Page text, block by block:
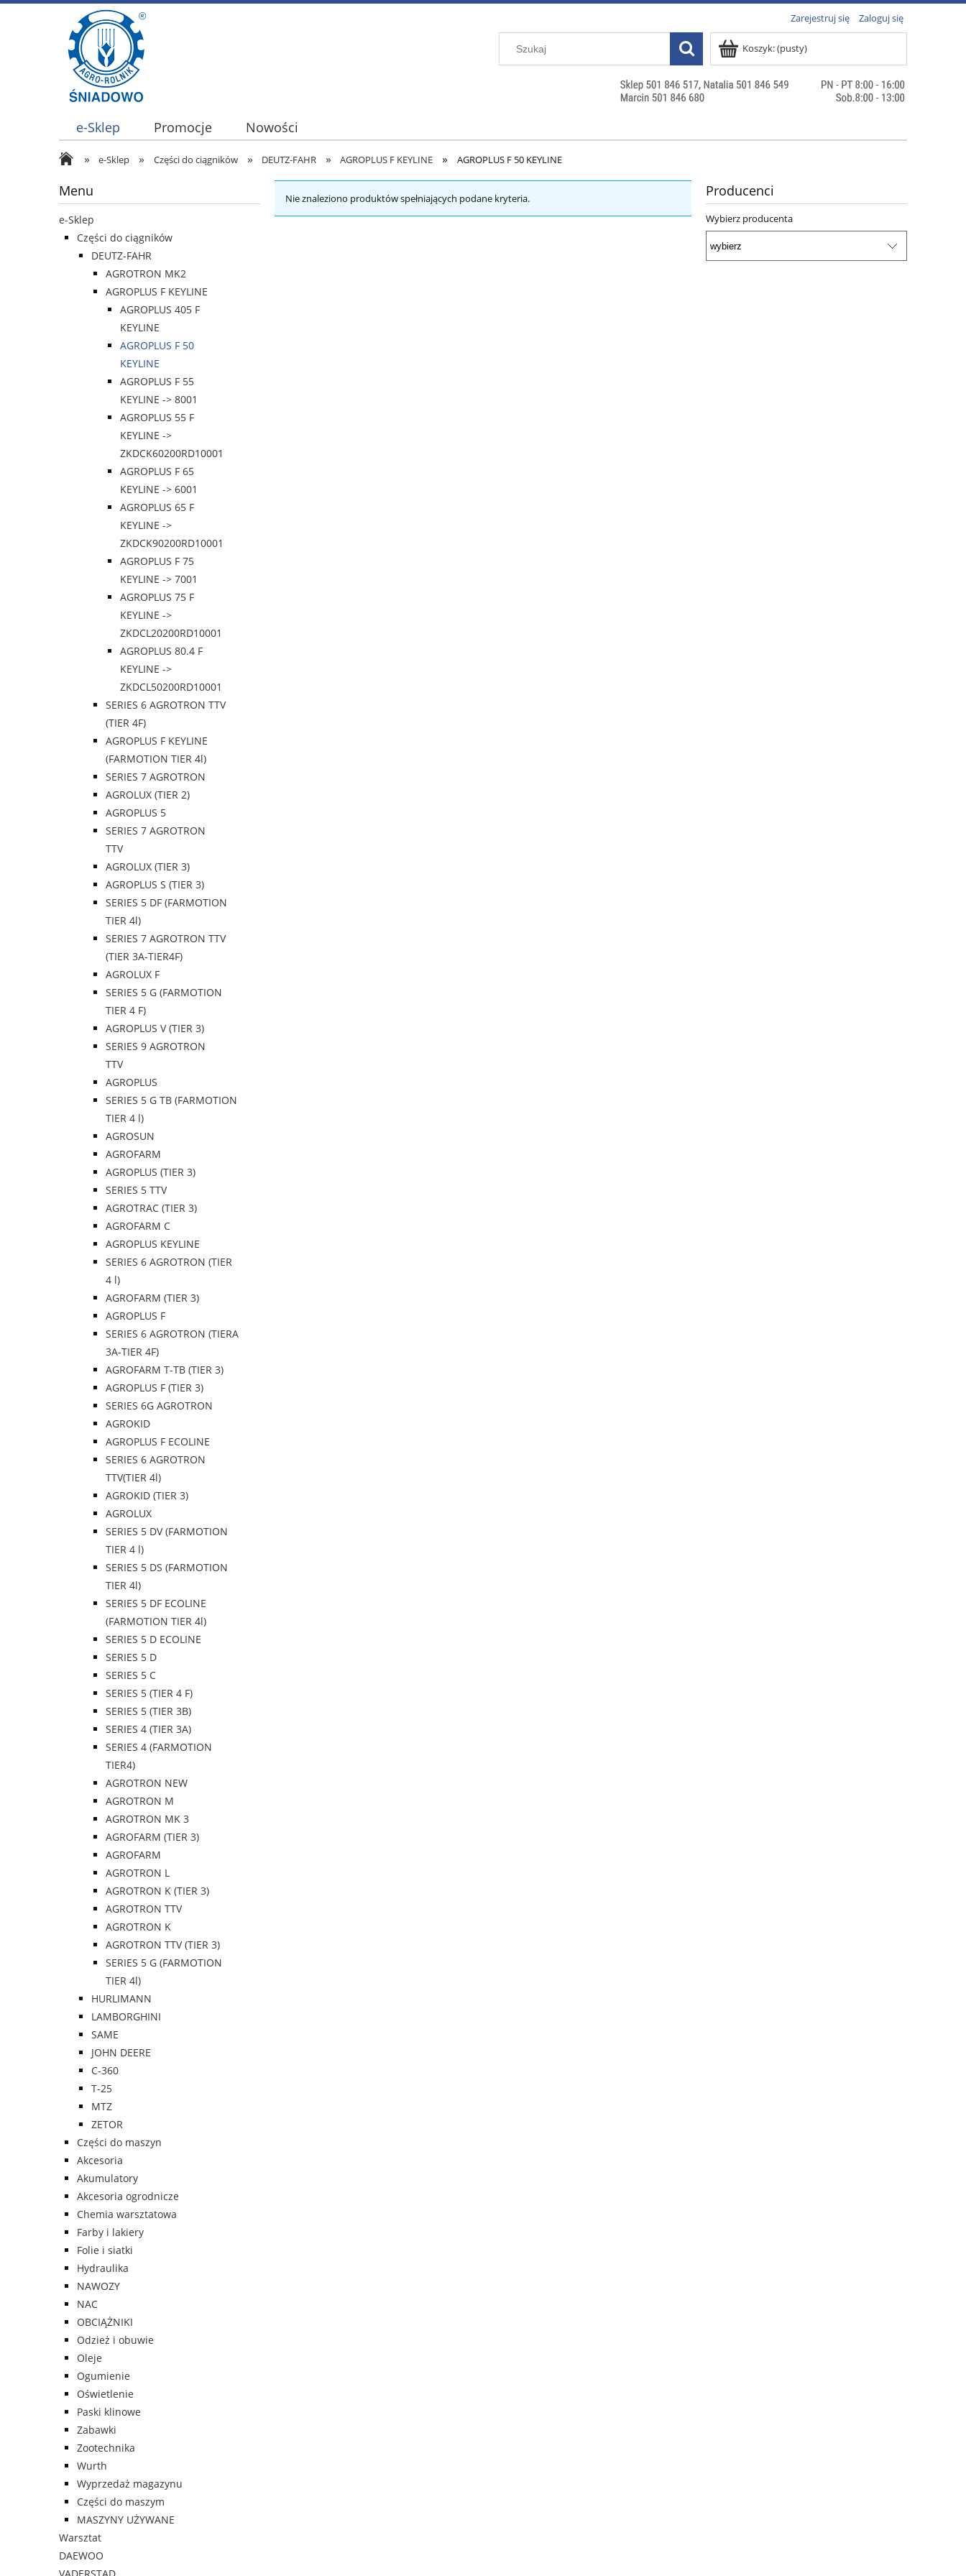
Zarejestruj się Zaloguj się
Koszyk:(pusty)
e-Sklep Promocje Nowości
» e-Sklep » Części do ciągników » DEUTZ-FAHR » AGROPLUS F KEYLINE » AGROPLUS F 50 KEYLINE
Menu
e-Sklep
Części do ciągników
DEUTZ-FAHR
AGROTRON MK2
AGROPLUS F KEYLINE
AGROPLUS 405 F
KEYLINE
AGROPLUS F 50
KEYLINE
AGROPLUS F 55
KEYLINE -> 8001
AGROPLUS 55 F
KEYLINE ->
ZKDCK60200RD10001
AGROPLUS F 65
KEYLINE -> 6001
AGROPLUS 65 F
KEYLINE ->
ZKDCK90200RD10001
AGROPLUS F 75
KEYLINE -> 7001
AGROPLUS 75 F
KEYLINE ->
ZKDCL20200RD10001
AGROPLUS 80.4 F
KEYLINE ->
ZKDCL50200RD10001
SERIES 6 AGROTRON TTV
(TIER 4F)
AGROPLUS F KEYLINE
(FARMOTION TIER 4l)
SERIES 7 AGROTRON
AGROLUX (TIER 2)
AGROPLUS 5
SERIES 7 AGROTRON
TTV
AGROLUX (TIER 3)
AGROPLUS S (TIER 3)
SERIES 5 DF (FARMOTION
TIER 4l)
SERIES 7 AGROTRON TTV
(TIER 3A-TIER4F)
AGROLUX F
SERIES 5 G (FARMOTION
TIER 4 F)
AGROPLUS V (TIER 3)
SERIES 9 AGROTRON
TTV
AGROPLUS
SERIES 5 G TB (FARMOTION
TIER 4 l)
AGROSUN
AGROFARM
AGROPLUS (TIER 3)
SERIES 5 TTV
AGROTRAC (TIER 3)
AGROFARM C
AGROPLUS KEYLINE
SERIES 6 AGROTRON (TIER
4 l)
AGROFARM (TIER 3)
AGROPLUS F
SERIES 6 AGROTRON (TIERA
3A-TIER 4F)
AGROFARM T-TB (TIER 3)
AGROPLUS F (TIER 3)
SERIES 6G AGROTRON
AGROKID
AGROPLUS F ECOLINE
SERIES 6 AGROTRON
TTV(TIER 4l)
AGROKID (TIER 3)
AGROLUX
SERIES 5 DV (FARMOTION
TIER 4 l)
SERIES 5 DS (FARMOTION
TIER 4l)
SERIES 5 DF ECOLINE
(FARMOTION TIER 4l)
SERIES 5 D ECOLINE
SERIES 5 D
SERIES 5 C
SERIES 5 (TIER 4 F)
SERIES 5 (TIER 3B)
SERIES 4 (TIER 3A)
SERIES 4 (FARMOTION
TIER4)
AGROTRON NEW
AGROTRON M
AGROTRON MK 3
AGROFARM (TIER 3)
AGROFARM
AGROTRON L
AGROTRON K (TIER 3)
AGROTRON TTV
AGROTRON K
AGROTRON TTV (TIER 3)
SERIES 5 G (FARMOTION
TIER 4l)
HURLIMANN
LAMBORGHINI
SAME
JOHN DEERE
C-360
T-25
MTZ
ZETOR
Części do maszyn
Akcesoria
Akumulatory
Akcesoria ogrodnicze
Chemia warsztatowa
Farby i lakiery
Folie i siatki
Hydraulika
NAWOZY
NAC
OBCIĄŻNIKI
Odzież i obuwie
Oleje
Ogumienie
Oświetlenie
Paski klinowe
Zabawki
Zootechnika
Wurth
Wyprzedaż magazynu
Części do maszym
MASZYNY UŻYWANE
Warsztat
DAEWOO
Nie znaleziono produktów spełniających podane kryteria. Producenci
Wybierz producenta